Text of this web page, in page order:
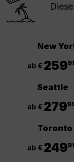
New
ab € 259
Seattle
ab € 279
Toronto
ab € 249